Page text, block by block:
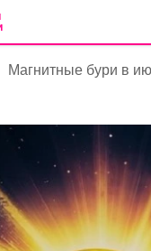
Магнитные бури в